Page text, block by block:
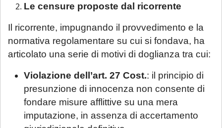
Le censure proposte dal ricorrente
Il ricorrente, impugnando il provvedimento e la
normativa regolamentare su cui si fondava, ha
articolato una serie di motivi di doglianza tra cui:
Violazione dell’art. 27 Cost.: il principio di
presunzione di innocenza non consente di
fondare misure afflittive su una mera
imputazione, in assenza di accertamento